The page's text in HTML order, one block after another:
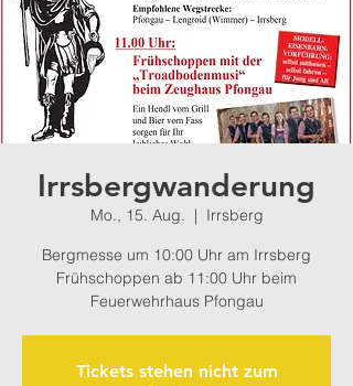
Irrsbergwanderung
Mo., 15. Aug.
  |
Irrsberg
Bergmesse um 10:00 Uhr am Irrsberg
Frühschoppen ab 11:00 Uhr beim
Feuerwehrhaus Pfongau
Tickets stehen nicht zum